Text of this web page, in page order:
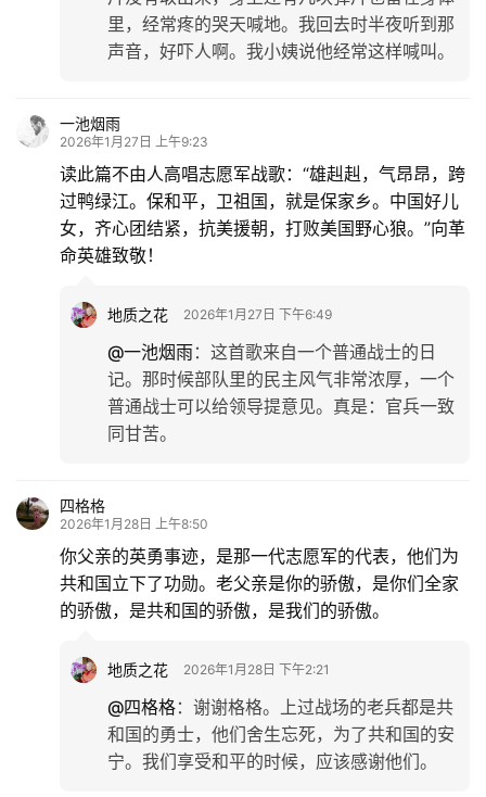
里，经常疼的哭天喊地。我回去时半夜听到那
声音，好吓人啊。我小姨说他经常这样喊叫。
一池烟雨
2026年1月27日 上午9:23
读此篇不由人高唱志愿军战歌：“雄赳赳，气昂昂，跨
过鸭绿江。保和平，卫祖国，就是保家乡。中国好儿
女，齐心团结紧，抗美援朝，打败美国野心狼。”向革
命英雄致敬！
地质之花 2026年1月27日 下午6:49
@一池烟雨： 这首歌来自一个普通战士的日
记。那时候部队里的民主风气非常浓厚，一个
普通战士可以给领导提意见。真是：官兵一致
同甘苦。
四格格
2026年1月28日 上午8:50
你父亲的英勇事迹，是那一代志愿军的代表，他们为
共和国立下了功勋。老父亲是你的骄傲，是你们全家
的骄傲，是共和国的骄傲，是我们的骄傲。
地质之花 2026年1月28日 下午2:21
@四格格： 谢谢格格。上过战场的老兵都是共
和国的勇士，他们舍生忘死，为了共和国的安
宁。我们享受和平的时候，应该感谢他们。